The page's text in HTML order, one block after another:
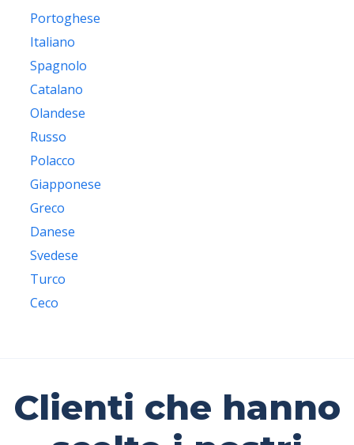
Portoghese
Italiano
Spagnolo
Catalano
Olandese
Russo
Polacco
Giapponese
Greco
Danese
Svedese
Turco
Ceco
Clienti che hanno